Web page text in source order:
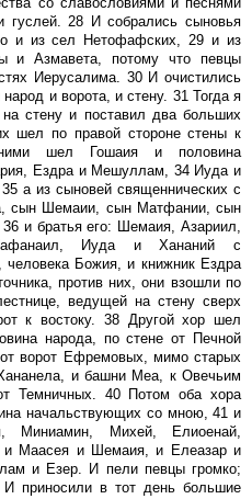
гуслей. 28 И собрались сыновья
и из сел Нетофафских, 29 и из
и Азмавета, потому что певцы
Иерусалима. 30 И очистились
и ворота, и стену. 31 Тогда я
стену и поставил два больших
шел по правой стороне стены к
шел Гошаия и половина
Ездра и Мешуллам, 34 Иуда и
а из сыновей священнических с
сын Шемаии, сын Матфании, сын
и братья его: Шемаия, Азариил,
Иуда и Хананий с
Божия, и книжник Ездра
против них, они взошли по
ведущей на стену сверх
к востоку. 38 Другой хор шел
народа, по стене от Печной
ворот Ефремовых, мимо старых
и башни Меа, к Овечьим
Темничных. 40 Потом оба хора
начальствующих со мною, 41 и
Миниамин, Михей, Елиоенай,
и Маасея и Шемаия, и Елеазар и
и Езер. И пели певцы громко;
И приносили в тот день большие